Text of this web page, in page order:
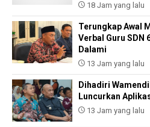
18 Jam yang lalu
Terungkap Awal
Verbal Guru SDN
Dalami
13 Jam yang lalu
Dihadiri
Luncurkan
13 Jam yang lalu